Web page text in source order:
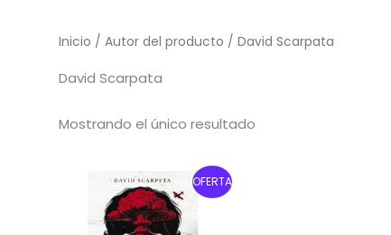
Inicio / Autor del producto / David Scarpata
David Scarpata
Mostrando el único resultado
OFERTA
Original
price
was:
S/ 65.00.
Current
price
is:
S/ 50.00.